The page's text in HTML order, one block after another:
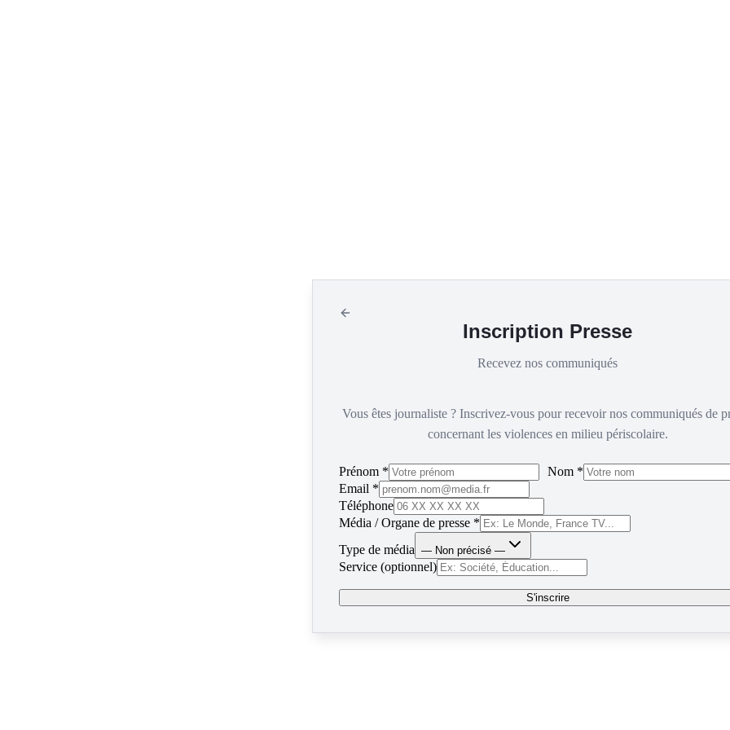
Inscription Presse
Recevez nos communiqués
Vous êtes journaliste ? Inscrivez-vous pour recevoir nos communiqués de
concernant les violences en milieu périscolaire.
Prénom *
Nom *
Email *
Téléphone
Média / Organe de presse *
Type de média — Non précisé —
Service (optionnel)
S'inscrire